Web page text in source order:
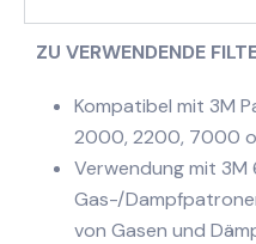
ZU VERWENDENDE
Kompatibel mit 3M
2000, 2200, 7000
Verwendung mit 3M
Gas-/
von Gasen und